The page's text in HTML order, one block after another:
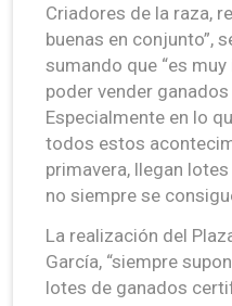
Criadores de la raza,
buenas en conjunto”,
sumando que “es
poder vender
Especialmente en lo
todos estos
primavera, llegan
no siempre se
La realización del
García, “siempre
lotes de ganados